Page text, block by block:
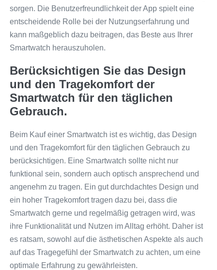
sorgen. Die Benutzerfreundlichkeit der App spielt eine
entscheidende Rolle bei der Nutzungserfahrung und
kann maßgeblich dazu beitragen, das Beste aus Ihrer
Smartwatch herauszuholen.
Berücksichtigen Sie das Design
und den Tragekomfort der
Smartwatch für den täglichen
Gebrauch.
Beim Kauf einer Smartwatch ist es wichtig, das Design
und den Tragekomfort für den täglichen Gebrauch zu
berücksichtigen. Eine Smartwatch sollte nicht nur
funktional sein, sondern auch optisch ansprechend und
angenehm zu tragen. Ein gut durchdachtes Design und
ein hoher Tragekomfort tragen dazu bei, dass die
Smartwatch gerne und regelmäßig getragen wird, was
ihre Funktionalität und Nutzen im Alltag erhöht. Daher ist
es ratsam, sowohl auf die ästhetischen Aspekte als auch
auf das Tragegefühl der Smartwatch zu achten, um eine
optimale Erfahrung zu gewährleisten.